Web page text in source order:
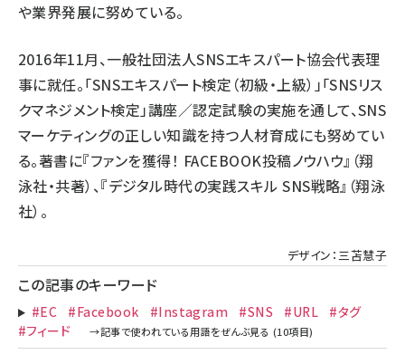
や業界発展に努めている。
2016年11月、一般社団法人SNSエキスパート協会代表理
事に就任。「SNSエキスパート検定（初級・上級）」「SNSリス
クマネジメント検定」講座／認定試験の実施を通して、SNS
マーケティングの正しい知識を持つ人材育成にも努めてい
る。著書に『ファンを獲得！ FACEBOOK投稿ノウハウ』（翔
泳社・共著）、『デジタル時代の実践スキル SNS戦略』（翔泳
社）。
デザイン：三苫慧子
この記事のキーワード
#EC #Facebook #Instagram #SNS #URL
#タグ
#フィード